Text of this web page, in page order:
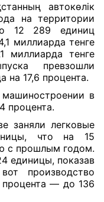
автокөлік
на территории
12 289 единиц
миллиарда тенге
миллиарда тенге
превзошли
на 17,6 процента.
в
процента.
заняли легковые
что на 15
с прошлым годом.
единицы, показав
производство
процента — до 136